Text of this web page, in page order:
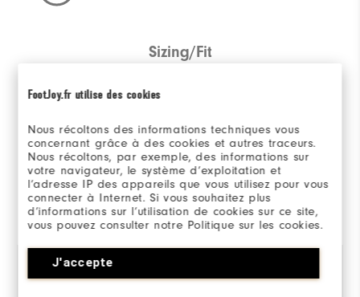
FootJoy.fr utilise des cookies
Nous récoltons des informations techniques vous
concernant grâce à des cookies et autres traceurs.
Nous récoltons, par exemple, des informations sur
votre navigateur, le système d’exploitation et
l’adresse IP des appareils que vous utilisez pour vous
connecter à Internet. Si vous souhaitez plus
d’informations sur l’utilisation de cookies sur ce site,
vous pouvez consulter notre Politique sur les cookies.
J'accepte
Sizing/Fit
Overall Size
Runs Small Runs Large
Evalué par 1 client
View All